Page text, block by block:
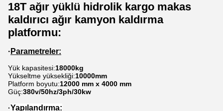
18T ağır yüklü hidrolik kargo makas
kaldırıcı ağır kamyon kaldırma
platformu:
· Parametreler:
Yük kapasitesi:18000kg
Yükseltme yüksekliği:10000mm
Platform boyutu:12000 mm x 4000 mm
Güç:380v/50hz/3ph/30kw
·Yapılandırma: